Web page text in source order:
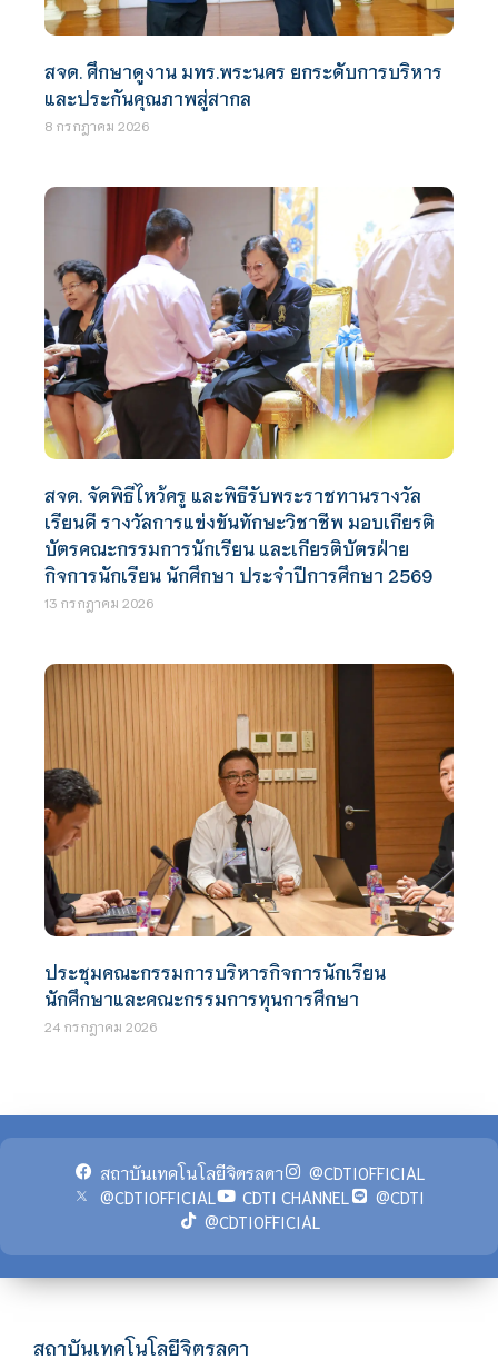
สจด. ศึกษาดูงาน มทร.พระนคร ยกระดับการบริหาร
และประกันคุณภาพสู่สากล
8 กรกฎาคม 2026
สจด. จัดพิธีไหว้ครู และพิธีรับพระราชทานรางวัล
เรียนดี รางวัลการแข่งขันทักษะวิชาชีพ มอบเกียรติ
บัตรคณะกรรมการนักเรียน และเกียรติบัตรฝ่าย
กิจการนักเรียน นักศึกษา ประจำปีการศึกษา 2569
13 กรกฎาคม 2026
ประชุมคณะกรรมการบริหารกิจการนักเรียน
นักศึกษาและคณะกรรมการทุนการศึกษา
24 กรกฎาคม 2026
สถาบันเทคโนโลยีจิตรลดา
@CDTIOFFICIAL
@CDTIOFFICIAL
CDTI CHANNEL
@CDTI
@CDTIOFFICIAL
สถาบันเทคโนโลยีจิตรลดา